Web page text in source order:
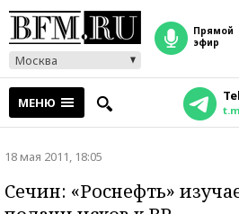
Москва
прямой
эфир
МЕНЮ
18 мая 2011, 18:05
Сечин: «Роснефть»